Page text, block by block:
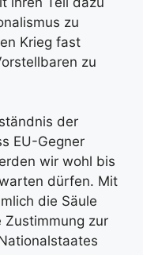
zu
Krieg fast
zu
der
EU-Gegner
wir wohl bis
dürfen. Mit
die Säule
Zustimmung zur